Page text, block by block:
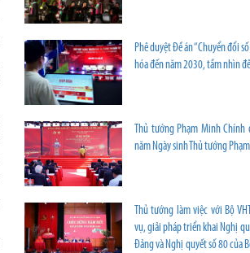
Phê duyệt Đề án “Chuyển đổi
hóa đến năm 2030, tầm nhìn
Thủ tướng Phạm Minh
năm Ngày sinh Thủ tướng
Thủ tướng làm việc với Bộ
vụ, giải pháp triển khai Nghị
Đảng và Nghị quyết số 80 của